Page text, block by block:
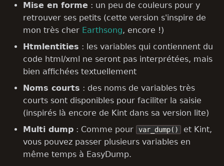
Mise en forme : un peu de couleurs pour y
retrouver ses petits (cette version s'inspire de
mon très cher Earthsong, encore !)
Htmlentities : les variables qui contiennent du
code html/xml ne seront pas interprétées, mais
bien affichées textuellement
Noms courts : des noms de variables très
courts sont disponibles pour faciliter la saisie
(inspirés là encore de Kint dans sa version lite)
Multi dump : Comme pour var_dump()
et Kint,
vous pouvez passer plusieurs variables en
même temps à EasyDump.